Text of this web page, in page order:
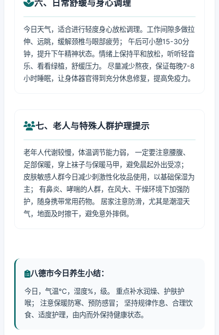
六、日常舒缓与身心调理
今日天气，适合进行轻度身心放松调理。工作间隙多做拉
伸、远眺，缓解颈椎与眼部疲劳； 午后可小憩15-30分
钟，提升下午精神状态。情绪上保持平和放松，听听轻音
乐、看看绿植，舒缓压力。 尽量减少熬夜，保证每晚7-8
小时睡眠，让身体器官得到充分休息修复，提高免疫力。
七、老人与特殊人群护理提示
老年人代谢较慢，体温调节能力弱， 一定要注意腰腹、
足部保暖，穿上袜子与保暖马甲，避免晨起外出受凉；
皮肤敏感人群今日减少刺激性化妆品使用，以基础保湿为
主； 有鼻炎、哮喘的人群，在风大、干燥环境下加强防
护，随身携带常用药物。 居家注意防滑，尤其是潮湿天
气，地面及时擦干，避免意外摔倒。
八德市今日养生小结：
今日，气温℃，湿度%，级。 重点补水润燥、护肤护
喉； 注意保暖防寒、预防感冒； 坚持规律作息、合理饮
食、适度护理，由内而外保持健康状态。